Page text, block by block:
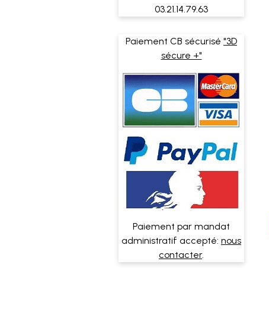
03.21.14.79.63
Paiement CB sécurisé "3D
sécure +"
Paiement par mandat
administratif accepté: nous
contacter.